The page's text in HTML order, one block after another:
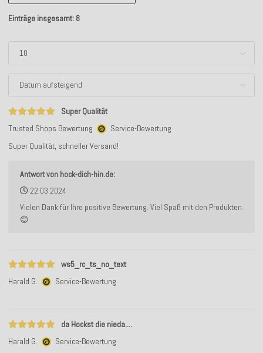
Einträge insgesamt: 8
Super Qualität
Trusted Shops Bewertung
Service-Bewertung
Super Qualität, schneller Versand!
Antwort von hock-dich-hin.de:
22.03.2024
Vielen Dank für Ihre positive Bewertung. Viel Spaß mit den Produkten.
😊
ws5_rc_ts_no_text
Harald G.
Service-Bewertung
da Hockst die nieda....
Harald G.
Service-Bewertung